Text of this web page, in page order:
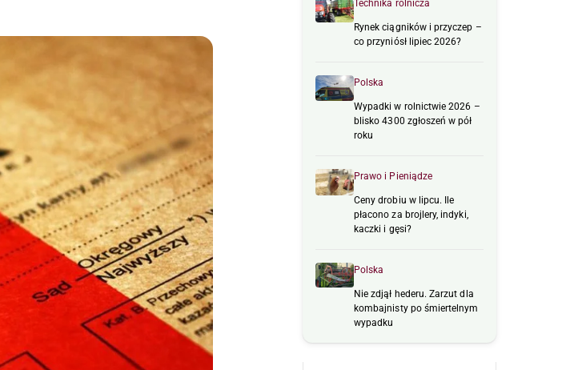
Technika rolnicza
Rynek ciągników i przyczep –
co przyniósł lipiec 2026?
Polska
Wypadki w rolnictwie 2026 –
blisko 4300 zgłoszeń w pół
roku
Prawo i Pieniądze
Ceny drobiu w lipcu. Ile
płacono za brojlery, indyki,
kaczki i gęsi?
Polska
Nie zdjął hederu. Zarzut dla
kombajnisty po śmiertelnym
wypadku